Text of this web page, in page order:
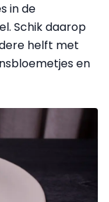
in de
Schik daarop
helft met
en